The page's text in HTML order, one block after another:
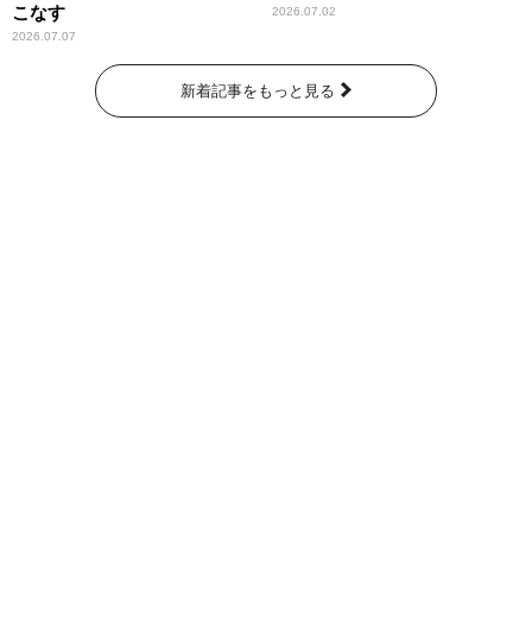
こなす
2026.07.07
2026.07.02
新着記事をもっと見る